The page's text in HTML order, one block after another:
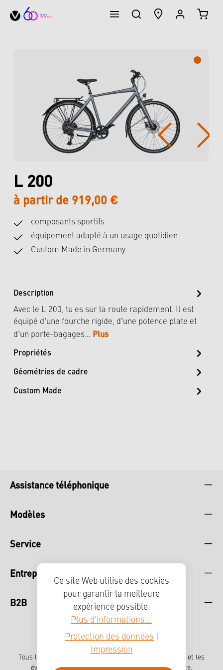
principal LE
L 200
à partir de 919,00 €
composants sportifs
équipement adapté à un usage quotidien
Custom Made in Germany
Description
Avec le L 200, tu es sur la route rapidement. Il est
équipé d'une fourche rigide, d'une potence plate et
d'un porte-bagages… Plus
Propriétés
Géométries de cadre
Custom Made
Assistance téléphonique
Modèles
Service
Entreprise
B2B
Tous les prix incluent la TVA plus les frais
et les
éventuels frais de livraison, sauf indication contraire.
Ce site Web utilise des cookies
pour garantir la meilleure
expérience possible.
Plus d'informations...
Protection des données
Impression